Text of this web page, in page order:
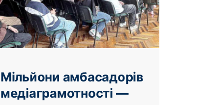
Мільйони амбасадорів
медіаграмотності —